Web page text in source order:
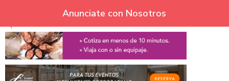
Skip to navigation
Skip to main content
Anunciate con Nosotros